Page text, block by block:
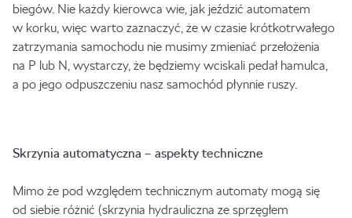
biegów. Nie każdy kierowca wie, jak jeździć automatem
w korku, więc warto zaznaczyć, że w czasie krótkotrwałego
zatrzymania samochodu nie musimy zmieniać przełożenia
na P lub N, wystarczy, że będziemy wciskali pedał hamulca,
a po jego odpuszczeniu nasz samochód płynnie ruszy.
Skrzynia automatyczna – aspekty techniczne
Mimo że pod względem technicznym automaty mogą się
od siebie różnić (skrzynia hydrauliczna ze sprzęgłem